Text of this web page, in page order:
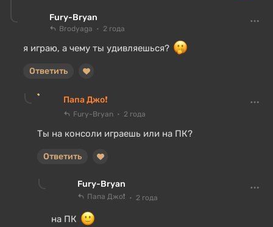
Fury-Bryan
Brodyaga 2 года
я играю, а чему ты удивляешься?
Ответить
Папа Джо❗
Fury-Bryan 2 года
Ты на консоли играешь или на ПК?
Ответить
Fury-Bryan
Папа Джо❗ 2 года
на ПК